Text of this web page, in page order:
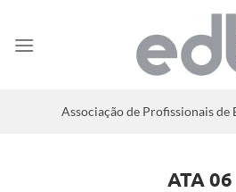
Associação de Profissionais de
ATA 06